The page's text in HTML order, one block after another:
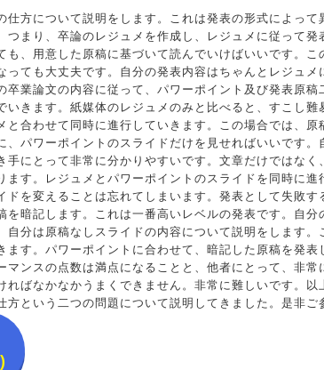
方について説明をします。これは発表の形式によって
まり、卒論のレジュメを作成し、レジュメに従って発
、用意した原稿に基づいて読んでいけばいいです。こ
ても大丈夫です。自分の発表内容はちゃんとレジュメ
業論文の内容に従って、パワーポイント及び発表原稿
きます。紙媒体のレジュメのみと比べると、すこし難
合わせて同時に進行していきます。この場合では、原
パワーポイントのスライドだけを見せればいいです。
手にとって非常に分かりやすいです。文章だけではなく
す。レジュメとパワーポイントのスライドを同時に進
ドを変えることは忘れてしまいます。発表として失敗
暗記します。これは一番高いレベルの発表です。自分
分は原稿なしスライドの内容について説明をします。
す。パワーポイントに合わせて、暗記した原稿を発表
ンスの点数は満点になることと、他者にとって、非常
ばなかなかうまくできません。非常に難しいです。以
という二つの問題について説明してきました。是非ご